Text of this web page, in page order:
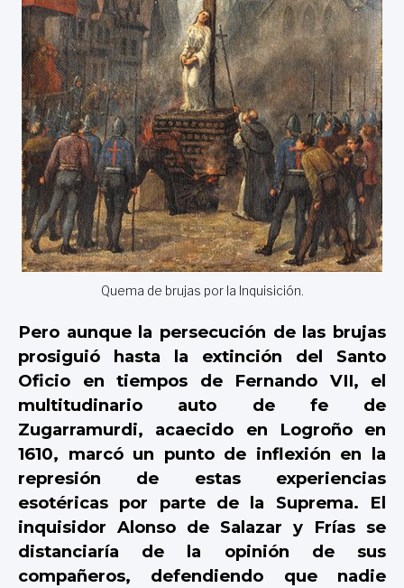
Quema de brujas por la Inquisición.
Pero aunque la persecución de las brujas
prosiguió hasta la extinción del Santo
Oficio en tiempos de Fernando VII, el
multitudinario auto de fe de
Zugarramurdi, acaecido en Logroño en
1610, marcó un punto de inflexión en la
represión de estas experiencias
esotéricas por parte de la Suprema. El
inquisidor Alonso de Salazar y Frías se
distanciaría de la opinión de sus
compañeros, defendiendo que nadie